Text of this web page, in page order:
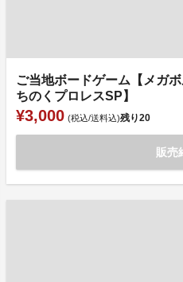
ご当地ボードゲーム【メガ
ちのくプロレスSP】
¥3,000 (税込/送料込)残り20
販売